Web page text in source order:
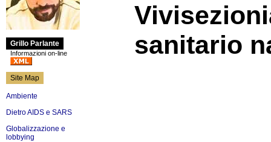
Grillo Parlante
Informazioni on-line
Site Map
Ambiente
Dietro AIDS e SARS
Globalizzazione e
lobbying
sanitario